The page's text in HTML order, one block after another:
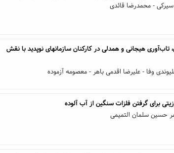
- محمدرضا قائدی
تاب‌آوری هیجانی و همدلی در کارکنان سازمانهای نوپدید با نقش
وفا - علیرضا اقدمی باهر - معصومه آزموده
برای گرفتن فلزات سنگین از آب آلوده
حسین سلمان التمیمی